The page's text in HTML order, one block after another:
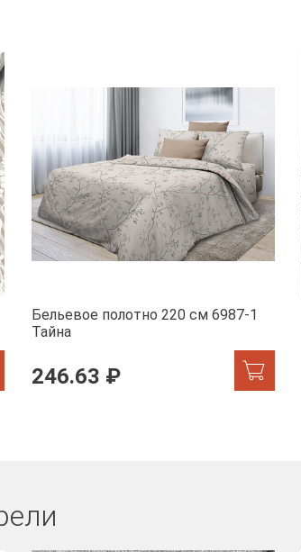
Бельевое полотно 220 см 6987-1
Тайна
246.63 ₽